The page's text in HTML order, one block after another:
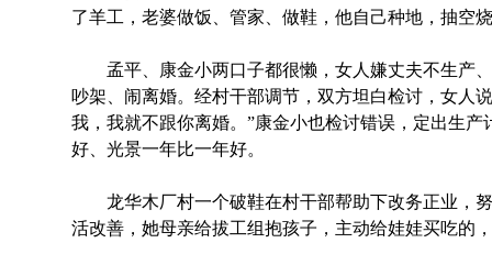
了羊工，老婆做饭、管家、做鞋，他自己种地，抽空
孟平、康金小两口子都很懒，女人嫌丈夫不生产、
吵架、闹离婚。经村干部调节，双方坦白检讨，女人
我，我就不跟你离婚。”康金小也检讨错误，定出生
好、光景一年比一年好。
龙华木厂村一个破鞋在村干部帮助下改务正业，努
活改善，她母亲给拔工组抱孩子，主动给娃娃买吃的